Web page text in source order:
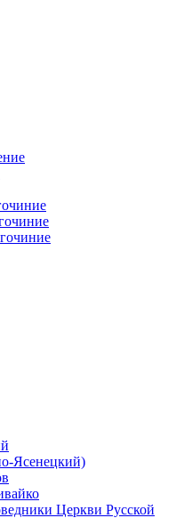
Ясенецкий)
Церкви Русской